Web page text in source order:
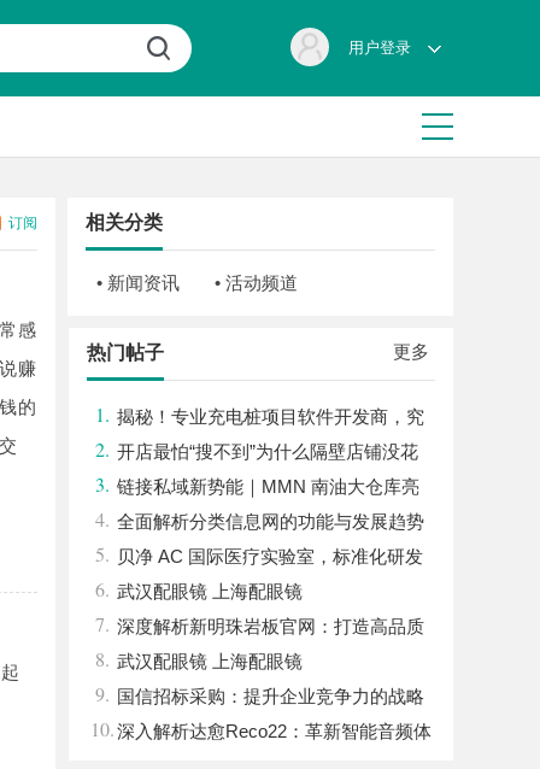
用户登录
订阅
感
赚
的
相关分类
• 新闻资讯 • 活动频道
更多
热门帖子
1. 揭秘！专业充电桩项目软件开发商，究
竟藏着哪些行业秘诀？
2. 开店最怕“搜不到”为什么隔壁店铺没花
钱，ai却天天给他免费派单？
3. 链接私域新势能｜MMN 南油大仓库亮
相第 32 届沸点会，推品官合作机制正式开
放
4. 全面解析分类信息网的功能与发展趋势
5. 贝净 AC 国际医疗实验室，标准化研发
体系全解析
6. 武汉配眼镜 上海配眼镜
7. 深度解析新明珠岩板官网：打造高品质
岩板行业标杆平台
8. 武汉配眼镜 上海配眼镜
9. 国信招标采购：提升企业竞争力的战略
利器解析
10.深入解析达愈Reco22：革新智能音频体